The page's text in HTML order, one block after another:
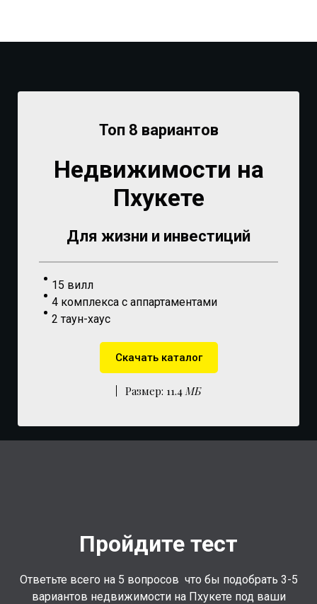
Топ 8 вариантов
Недвижимости на
Пхукете
Для жизни и инвестиций
15 вилл
4 комплекса с аппартаментами
2 таун-хаус
Скачать каталог
Размер: 11.4МБ
Пройдите тест
Ответьте всего на 5 вопросов что бы подобрать 3-5
вариантов недвижимости на Пхукете под ваши